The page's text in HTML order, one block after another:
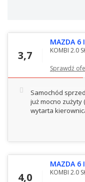
3,7
MAZDA 6
KOMBI 2.0
Sprawdź
Samochód
już mocno
wytarta
4,0
MAZDA 6
KOMBI 2.0